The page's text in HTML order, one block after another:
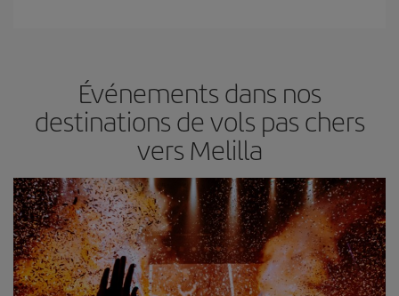
Événements dans nos
destinations de vols pas chers
vers Melilla